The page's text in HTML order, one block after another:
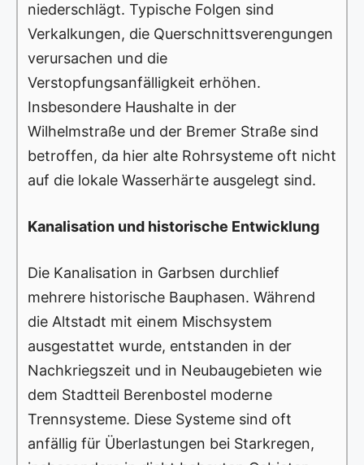
niederschlägt. Typische Folgen sind
Verkalkungen, die Querschnittsverengungen
verursachen und die
Verstopfungsanfälligkeit erhöhen.
Insbesondere Haushalte in der
Wilhelmstraße und der Bremer Straße sind
betroffen, da hier alte Rohrsysteme oft nicht
auf die lokale Wasserhärte ausgelegt sind.
Kanalisation und historische Entwicklung
Die Kanalisation in Garbsen durchlief
mehrere historische Bauphasen. Während
die Altstadt mit einem Mischsystem
ausgestattet wurde, entstanden in der
Nachkriegszeit und in Neubaugebieten wie
dem Stadtteil Berenbostel moderne
Trennsysteme. Diese Systeme sind oft
anfällig für Überlastungen bei Starkregen,